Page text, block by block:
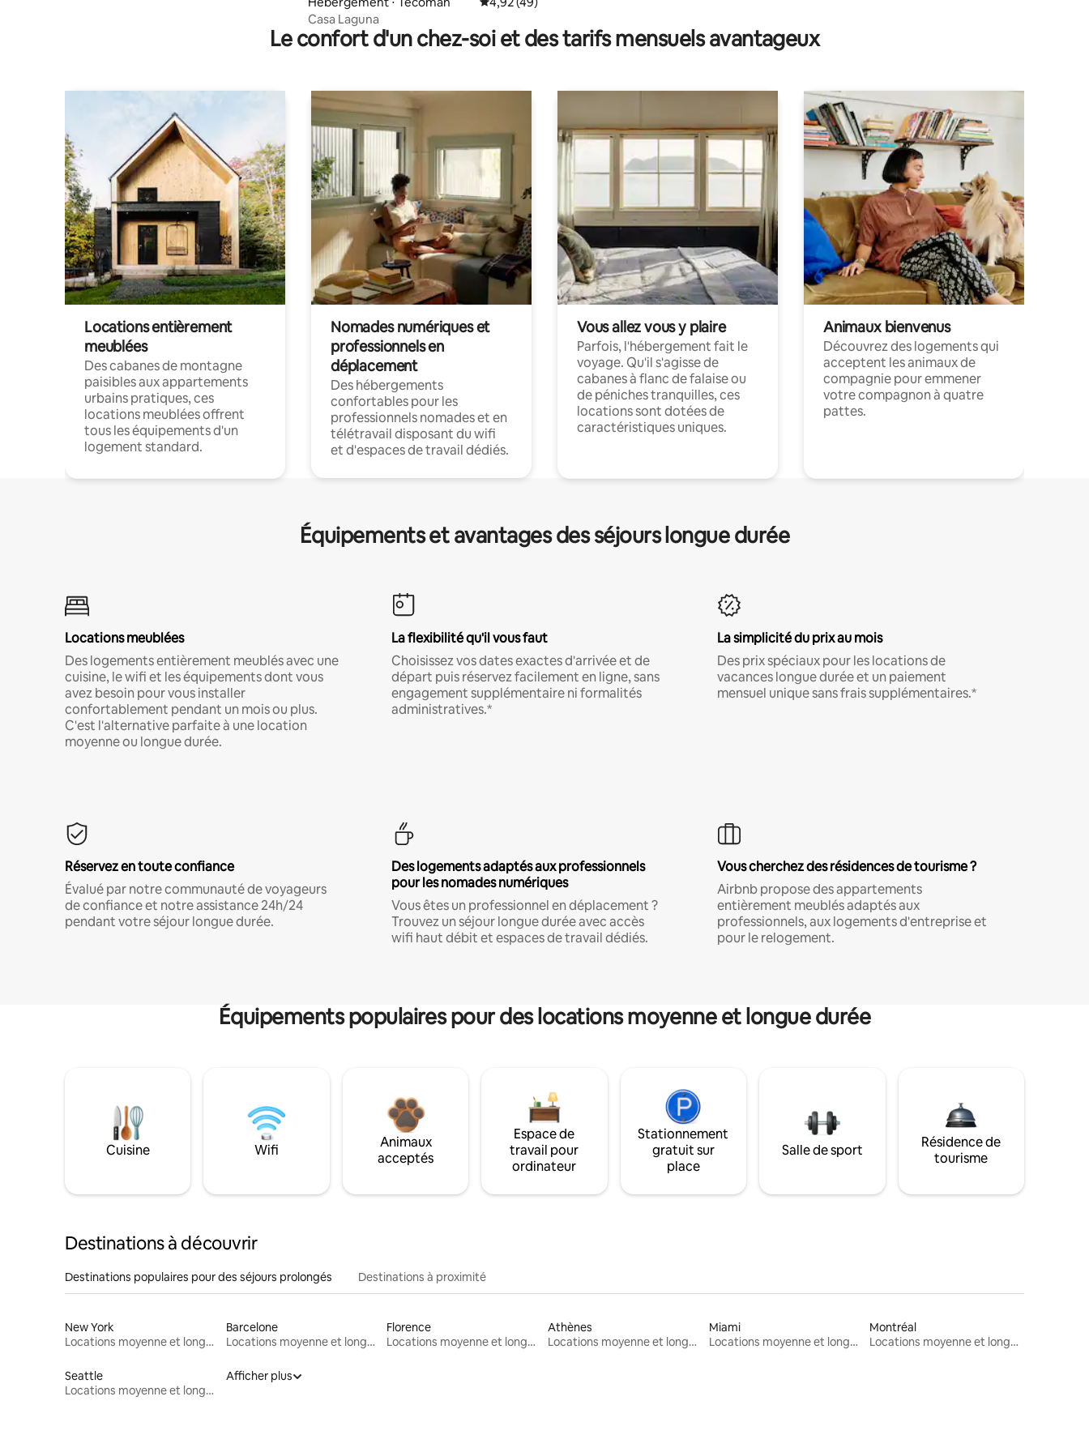
Casa Laguna
Le confort d'un chez-soi et des tarifs mensuels avantageux
Locations entièrement
meublées
Des cabanes de montagne
paisibles aux appartements
urbains pratiques, ces
locations meublées offrent
tous les équipements d'un
logement standard.
Nomades numériques et
professionnels en
déplacement
Des hébergements
confortables pour les
professionnels nomades et en
télétravail disposant du wifi
et d'espaces de travail dédiés.
Vous allez vous y plaire
Parfois, l'hébergement fait le
voyage. Qu'il s'agisse de
cabanes à flanc de falaise ou
de péniches tranquilles, ces
locations sont dotées de
caractéristiques uniques.
Animaux bienvenus
Découvrez des logements qui
acceptent les animaux de
compagnie pour emmener
votre compagnon à quatre
pattes.
Équipements et avantages des séjours longue durée
Locations meublées
Des logements entièrement meublés avec une
cuisine, le wifi et les équipements dont vous
avez besoin pour vous installer
confortablement pendant un mois ou plus.
C'est l'alternative parfaite à une location
moyenne ou longue durée.
La flexibilité qu'il vous faut
Choisissez vos dates exactes d'arrivée et de
départ puis réservez facilement en ligne, sans
engagement supplémentaire ni formalités
administratives.*
La simplicité du prix au mois
Des prix spéciaux pour les locations de
vacances longue durée et un paiement
mensuel unique sans frais supplémentaires.*
Réservez en toute confiance
Évalué par notre communauté de voyageurs
de confiance et notre assistance 24h/24
pendant votre séjour longue durée.
Des logements adaptés aux professionnels
pour les nomades numériques
Vous êtes un professionnel en déplacement ?
Trouvez un séjour longue durée avec accès
wifi haut débit et espaces de travail dédiés.
Vous cherchez des résidences de tourisme ?
Airbnb propose des appartements
entièrement meublés adaptés aux
professionnels, aux logements d'entreprise et
pour le relogement.
Équipements populaires pour des locations moyenne et longue durée
Cuisine Wifi
Animaux
acceptés
Espace de
travail pour
ordinateur
Stationnement
gratuit sur
place
Salle de sport
Résidence de
tourisme
Destinations à découvrir
Destinations populaires pour des séjours prolongés Destinations à proximité
New York
Locations moyenne et longue durée
Barcelone
Locations moyenne et longue durée
Florence
Locations moyenne et longue durée
Athènes
Locations moyenne et longue durée
Miami
Locations moyenne et longue durée
Montréal
Locations moyenne et longue durée
Seattle
Locations moyenne et longue durée
Afficher plus